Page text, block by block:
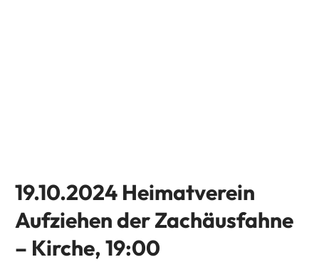
19.10.2024 Heimatverein
Aufziehen der Zachäusfahne
– Kirche, 19:00